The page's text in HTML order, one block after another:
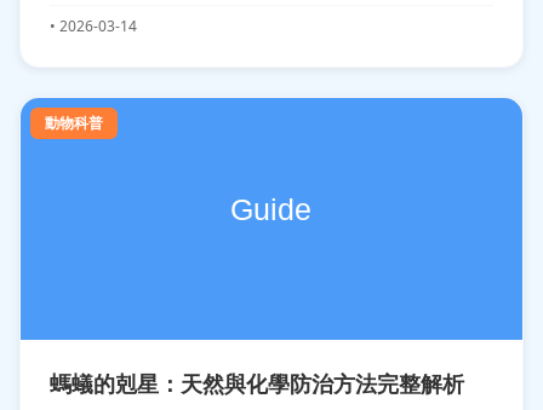
• 2026-03-14
動物科普
螞蟻的剋星：天然與化學防治方法完整解析